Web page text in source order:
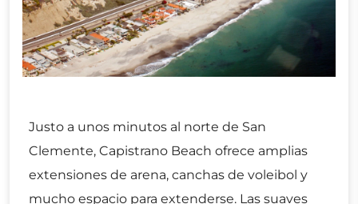
Justo a unos minutos al norte de San
Clemente, Capistrano Beach ofrece amplias
extensiones de arena, canchas de voleibol y
mucho espacio para extenderse. Las suaves